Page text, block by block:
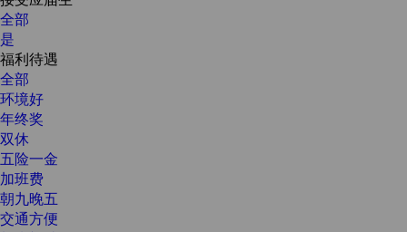
全部
是
福利待遇
全部
环境好
年终奖
双休
五险一金
加班费
朝九晚五
交通方便